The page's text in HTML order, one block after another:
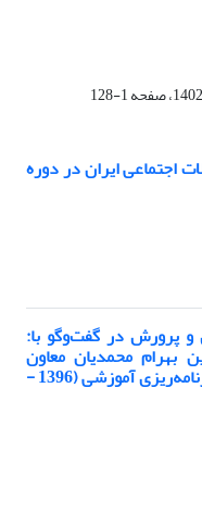
اجتماعی ایران در دوره
و پرورش در گفت‌وگو با:
بهرام محمدیان معاون
اسبق وزیر و رئیس سازمان پژوهش و برنامه‌ریزی آموزشی (1396 -